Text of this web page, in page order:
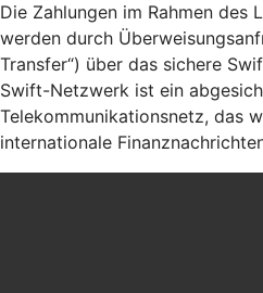
Die Zahlungen im Rahmen des
werden durch
Transfer“) über das sichere
Swift-Netzwerk ist ein
Telekommunikationsnetz, das
internationale